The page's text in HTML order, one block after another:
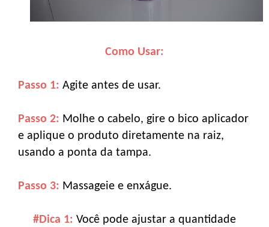
Como Usar:
Passo 1: Agite antes de usar.
Passo 2: Molhe o cabelo, gire o bico aplicador
e aplique o produto diretamente na raiz,
usando a ponta da tampa.
Passo 3: Massageie e enxágue.
#Dica 1: Você pode ajustar a quantidade